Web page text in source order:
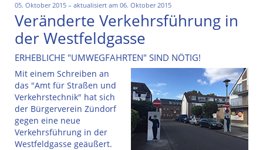
05. Oktober 2015 – aktualisiert am 06. Oktober 2015
Veränderte Verkehrsführung in
der Westfeldgasse
ERHEBLICHE "UMWEGFAHRTEN" SIND NÖTIG!
Mit einem Schreiben an
das "Amt für Straßen und
Verkehrstechnik" hat sich
der Bürgerverein Zündorf
gegen eine neue
Verkehrsführung in der
Westfeldgasse geäußert.